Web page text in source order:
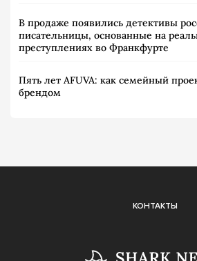
В продаже появились детективы
писательницы, основанные на
преступлениях во Франкфурте
Пять лет AFUVA: как семейный
брендом
КОНТАКТЫ